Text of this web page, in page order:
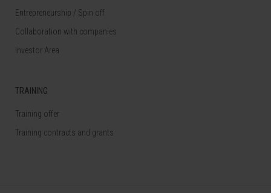
Entrepreneurship / Spin off
Collaboration with companies
Investor Area
TRAINING
Training offer
Training contracts and grants